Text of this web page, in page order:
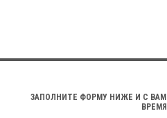
ЗАПОЛНИТЕ ФОРМУ НИЖЕ И С
ВРЕМЯ